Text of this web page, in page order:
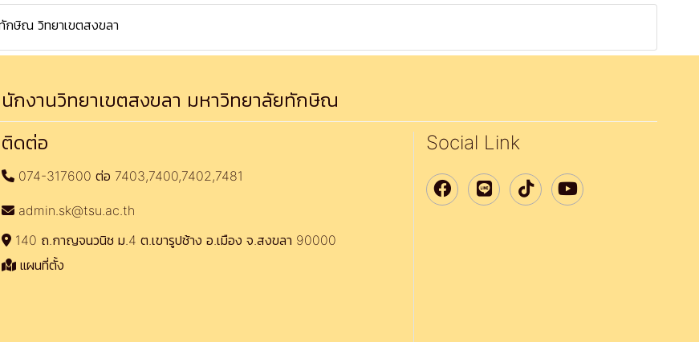
กษิณ วิทยาเขตสงขลา
กงานวิทยาเขตสงขลา มหาวิทยาลัยทักษิณ
ติดต่อ
074-317600 ต่อ 7403,7400,7402,7481
admin.sk@tsu.ac.th
140 ถ.กาญจนวนิช ม.4 ต.เขารูปช้าง อ.เมือง จ.สงขลา 90000
แผนที่ตั้ง
Social Link